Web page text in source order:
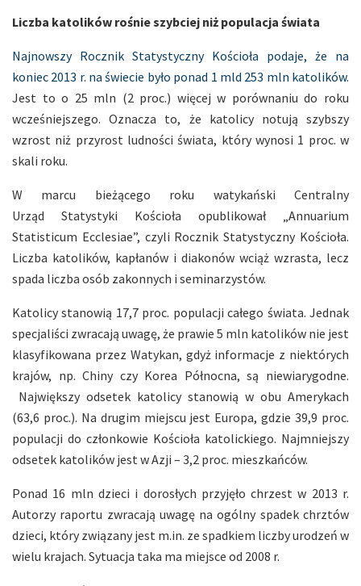
Liczba katolików rośnie szybciej niż populacja świata
Najnowszy Rocznik Statystyczny Kościoła podaje, że na
koniec 2013 r. na świecie było ponad 1 mld 253 mln katolików.
Jest to o 25 mln (2 proc.) więcej w porównaniu do roku
wcześniejszego. Oznacza to, że katolicy notują szybszy
wzrost niż przyrost ludności świata, który wynosi 1 proc. w
skali roku.
W marcu bieżącego roku watykański Centralny
Urząd Statystyki Kościoła opublikował „Annuarium
Statisticum Ecclesiae”, czyli Rocznik Statystyczny Kościoła.
Liczba katolików, kapłanów i diakonów wciąż wzrasta, lecz
spada liczba osób zakonnych i seminarzystów.
Katolicy stanowią 17,7 proc. populacji całego świata. Jednak
specjaliści zwracają uwagę, że prawie 5 mln katolików nie jest
klasyfikowana przez Watykan, gdyż informacje z niektórych
krajów, np. Chiny czy Korea Północna, są niewiarygodne.
Największy odsetek katolicy stanowią w obu Amerykach
(63,6 proc.). Na drugim miejscu jest Europa, gdzie 39,9 proc.
populacji do członkowie Kościoła katolickiego. Najmniejszy
odsetek katolików jest w Azji – 3,2 proc. mieszkańców.
Ponad 16 mln dzieci i dorosłych przyjęło chrzest w 2013 r.
Autorzy raportu zwracają uwagę na ogólny spadek chrztów
dzieci, który związany jest m.in. ze spadkiem liczby urodzeń w
wielu krajach. Sytuacja taka ma miejsce od 2008 r.